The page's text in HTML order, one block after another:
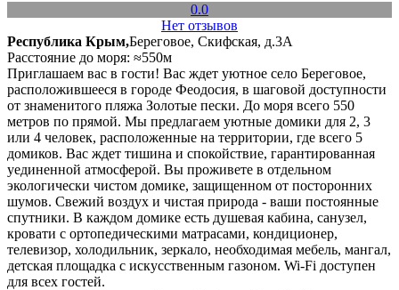
0.0
Нет отзывов
Республика Крым,Береговое, Скифская, д.3А
Расстояние до моря: ≈550м
Приглашаем вас в гости! Вас ждет уютное село Береговое,
расположившееся в городе Феодосия, в шаговой доступности
от знаменитого пляжа Золотые пески. До моря всего 550
метров по прямой. Мы предлагаем уютные домики для 2, 3
или 4 человек, расположенные на территории, где всего 5
домиков. Вас ждет тишина и спокойствие, гарантированная
уединенной атмосферой. Вы проживете в отдельном
экологически чистом домике, защищенном от посторонних
шумов. Свежий воздух и чистая природа - ваши постоянные
спутники. В каждом домике есть душевая кабина, санузел,
кровати с ортопедическими матрасами, кондиционер,
телевизор, холодильник, зеркало, необходимая мебель, мангал,
детская площадка с искусственным газоном. Wi-Fi доступен
для всех гостей.